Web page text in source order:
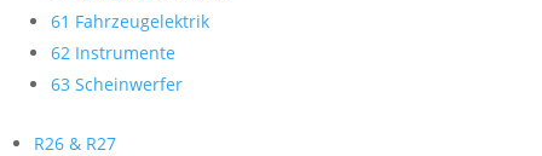
61 Fahrzeugelektrik
62 Instrumente
63 Scheinwerfer
R26 & R27